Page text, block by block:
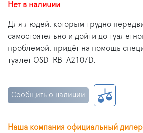
Нет в наличии
Для людей, которым трудно
самостоятельно и дойти до
проблемой, придёт на помощь
туалет OSD-RB-A2107D.
Сообщить о наличии
Наша компания официальный